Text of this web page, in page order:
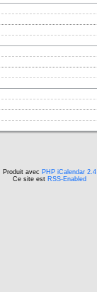
Produit avec PHP iCalendar 2.4
Ce site est RSS-Enabled